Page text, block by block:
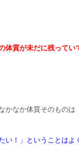
体質が未だに残ってい
かなか体質そのもの
！」ということはよ